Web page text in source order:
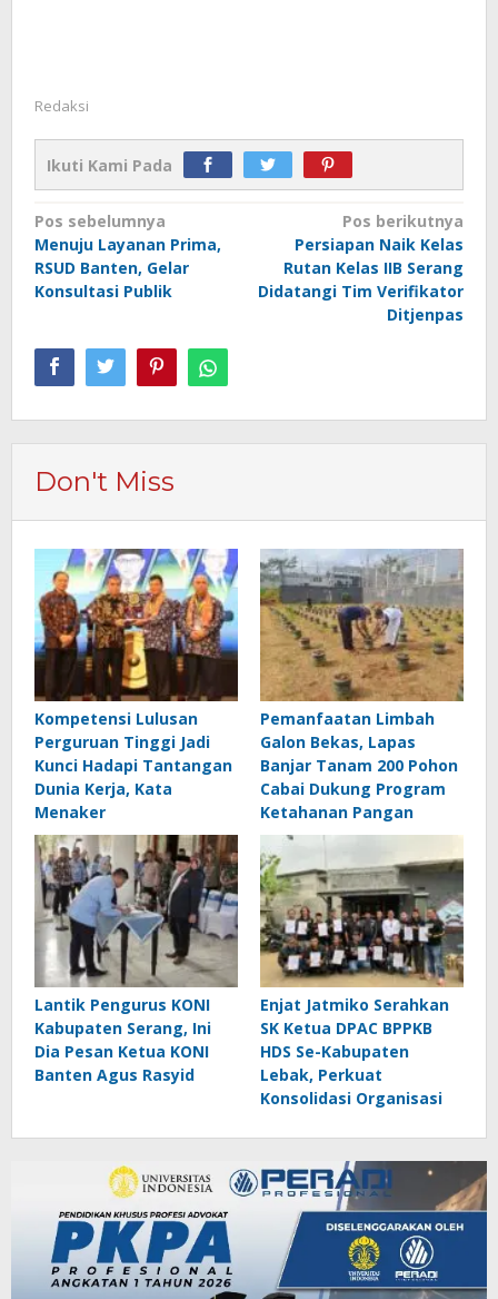
Redaksi
Ikuti Kami Pada
Navigasi
pos
Pos sebelumnya
Menuju Layanan Prima,
RSUD Banten, Gelar
Konsultasi Publik
Pos berikutnya
Persiapan Naik Kelas
Rutan Kelas IIB Serang
Didatangi Tim Verifikator
Ditjenpas
Don't Miss
Kompetensi Lulusan
Perguruan Tinggi Jadi
Kunci Hadapi Tantangan
Dunia Kerja, Kata
Menaker
Pemanfaatan Limbah
Galon Bekas, Lapas
Banjar Tanam 200 Pohon
Cabai Dukung Program
Ketahanan Pangan
Lantik Pengurus KONI
Kabupaten Serang, Ini
Dia Pesan Ketua KONI
Banten Agus Rasyid
Enjat Jatmiko Serahkan
SK Ketua DPAC BPPKB
HDS Se-Kabupaten
Lebak, Perkuat
Konsolidasi Organisasi